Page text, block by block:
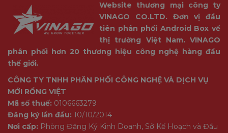
Website thương mại công ty
VINAGO CO.LTD. Đơn vị đầu
tiên phân phối Android Box về
thị trường Việt Nam. VINAGO
phân phối hơn 20 thương hiệu công nghệ hàng đầu
thế giới.
CÔNG TY TNHH PHÂN PHỐI CÔNG NGHỆ VÀ DỊCH VỤ
MỚI RỒNG VIỆT
Mã số thuế: 0106663279
Đăng ký lần đầu: 10/10/2014
Nơi cấp: Phòng Đăng Ký Kinh Doanh, Sở Kế Hoạch và Đầu